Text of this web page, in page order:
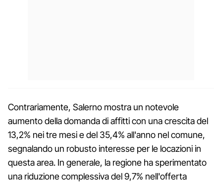
Contrariamente, Salerno mostra un notevole
aumento della domanda di affitti con una crescita del
13,2% nei tre mesi e del 35,4% all'anno nel comune,
segnalando un robusto interesse per le locazioni in
questa area. In generale, la regione ha sperimentato
una riduzione complessiva del 9,7% nell'offerta